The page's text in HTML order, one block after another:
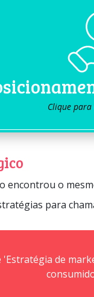
Clique
de
e de uma
a
do
encontrou o
para
de